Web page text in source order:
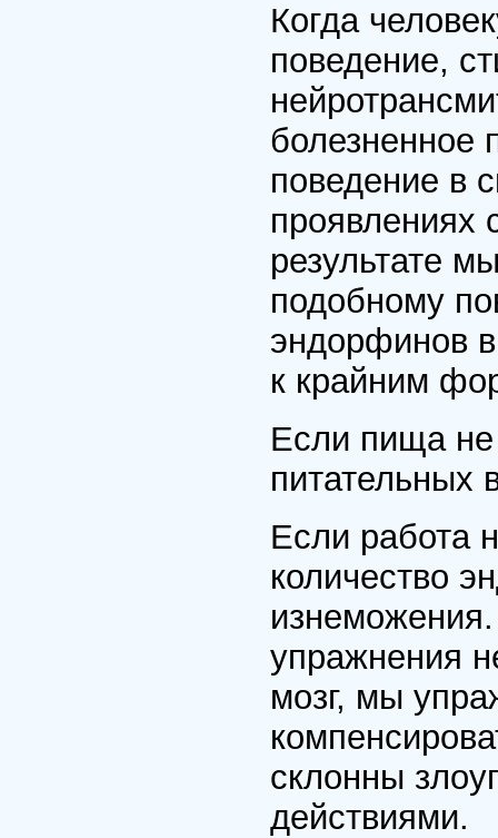
Когда
поведение,
болезненное
поведение в
проявлениях
результате
подобному
эндорфинов
к крайним
Если пища не
Если работа
количество
упражнения
мозг, мы
склонны
действиями.